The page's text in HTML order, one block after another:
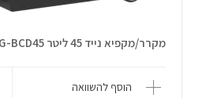
מקרר/מקפיא נייד 45 ליטר EG-BCD45
הוסף להשוואה